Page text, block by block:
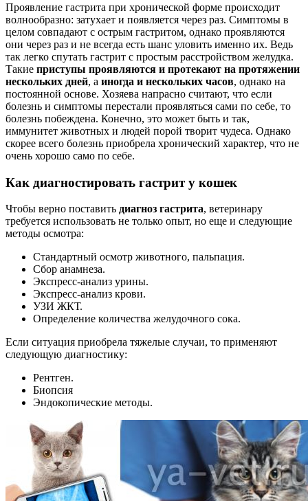
Проявление гастрита при хронической форме происходит
волнообразно: затухает и появляется через раз. Симптомы в
целом совпадают с острым гастритом, однако проявляются
они через раз и не всегда есть шанс уловить именно их. Ведь
так легко спутать гастрит с простым расстройством желудка.
Такие приступы проявляются и протекают на протяжении
нескольких дней, а иногда и нескольких часов, однако на
постоянной основе. Хозяева напрасно считают, что если
болезнь и симптомы перестали проявляться сами по себе, то
болезнь побеждена. Конечно, это может быть и так,
иммунитет животных и людей порой творит чудеса. Однако
скорее всего болезнь приобрела хронический характер, что не
очень хорошо само по себе.
Как диагностировать гастрит у кошек
Чтобы верно поставить диагноз гастрита, ветеринару
требуется использовать не только опыт, но еще и следующие
методы осмотра:
Стандартный осмотр животного, пальпация.
Сбор анамнеза.
Экспресс-анализ урины.
Экспресс-анализ крови.
УЗИ ЖКТ.
Определение количества желудочного сока.
Если ситуация приобрела тяжелые случаи, то применяют
следующую диагностику:
Рентген.
Биопсия
Эндокопические методы.